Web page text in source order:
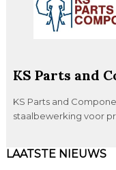
KS Parts and
KS Parts and
staalbewerking voor
LAATSTE NIEUWS